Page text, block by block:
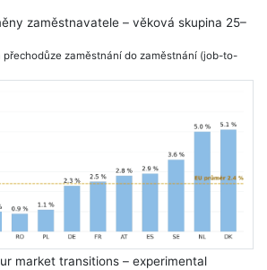
zaměstnavatele – věková skupina 25–
přechodůze zaměstnání do zaměstnání (job-to-
market transitions – experimental